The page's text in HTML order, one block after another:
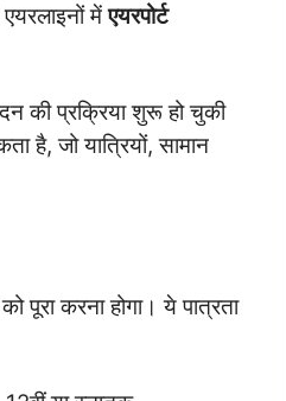
एयरलाइनों मेंएयरपोर्ट
की प्रक्रिया शुरू हो चुकी
है, जो यात्रियों, सामान
पूरा करना होगा। ये पात्रता